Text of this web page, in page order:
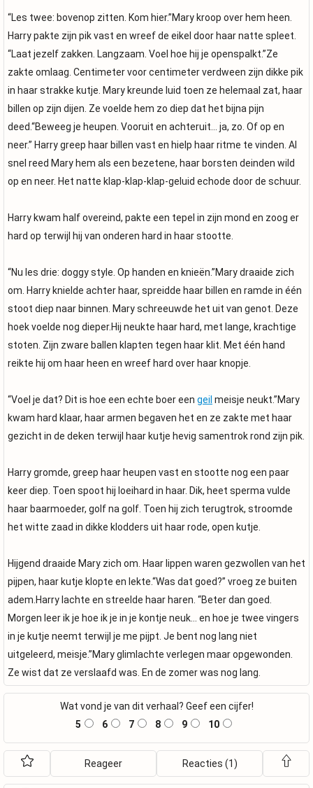
“Les twee: bovenop zitten. Kom hier.”Mary kroop over hem heen.
Harry pakte zijn pik vast en wreef de eikel door haar natte spleet.
“Laat jezelf zakken. Langzaam. Voel hoe hij je openspalkt.”Ze
zakte omlaag. Centimeter voor centimeter verdween zijn dikke pik
in haar strakke kutje. Mary kreunde luid toen ze helemaal zat, haar
billen op zijn dijen. Ze voelde hem zo diep dat het bijna pijn
deed.“Beweeg je heupen. Vooruit en achteruit… ja, zo. Of op en
neer.” Harry greep haar billen vast en hielp haar ritme te vinden. Al
snel reed Mary hem als een bezetene, haar borsten deinden wild
op en neer. Het natte klap-klap-klap-geluid echode door de schuur.
Harry kwam half overeind, pakte een tepel in zijn mond en zoog er
hard op terwijl hij van onderen hard in haar stootte.
“Nu les drie: doggy style. Op handen en knieën.”Mary draaide zich
om. Harry knielde achter haar, spreidde haar billen en ramde in één
stoot diep naar binnen. Mary schreeuwde het uit van genot. Deze
hoek voelde nog dieper.Hij neukte haar hard, met lange, krachtige
stoten. Zijn zware ballen klapten tegen haar klit. Met één hand
reikte hij om haar heen en wreef hard over haar knopje.
“Voel je dat? Dit is hoe een echte boer een geil meisje neukt.”Mary
kwam hard klaar, haar armen begaven het en ze zakte met haar
gezicht in de deken terwijl haar kutje hevig samentrok rond zijn pik.
Harry gromde, greep haar heupen vast en stootte nog een paar
keer diep. Toen spoot hij loeihard in haar. Dik, heet sperma vulde
haar baarmoeder, golf na golf. Toen hij zich terugtrok, stroomde
het witte zaad in dikke klodders uit haar rode, open kutje.
Hijgend draaide Mary zich om. Haar lippen waren gezwollen van het
pijpen, haar kutje klopte en lekte.“Was dat goed?” vroeg ze buiten
adem.Harry lachte en streelde haar haren. “Beter dan goed.
Morgen leer ik je hoe ik je in je kontje neuk… en hoe je twee vingers
in je kutje neemt terwijl je me pijpt. Je bent nog lang niet
uitgeleerd, meisje.”Mary glimlachte verlegen maar opgewonden.
Ze wist dat ze verslaafd was. En de zomer was nog lang.
Wat vond je van dit verhaal? Geef een cijfer!
5
6 7 8 9 10
Reageer Reacties (1)